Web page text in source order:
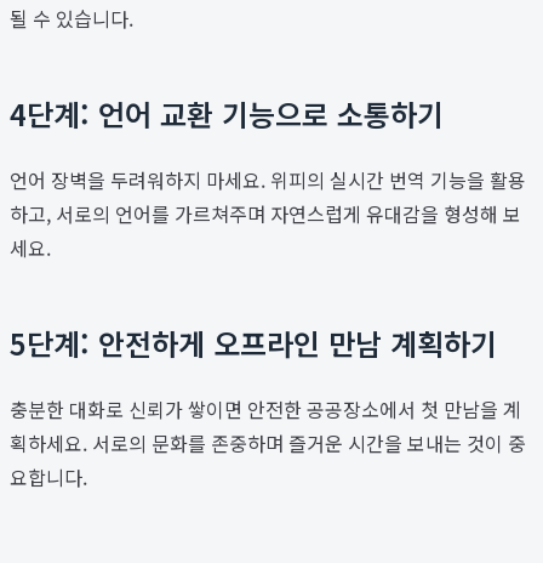
될 수 있습니다.
4단계: 언어 교환 기능으로 소통하기
언어 장벽을 두려워하지 마세요. 위피의 실시간 번역 기능을 활용
하고, 서로의 언어를 가르쳐주며 자연스럽게 유대감을 형성해 보
세요.
5단계: 안전하게 오프라인 만남 계획하기
충분한 대화로 신뢰가 쌓이면 안전한 공공장소에서 첫 만남을 계
획하세요. 서로의 문화를 존중하며 즐거운 시간을 보내는 것이 중
요합니다.